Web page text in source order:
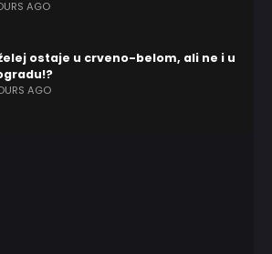
AGO
ostaje u crveno-belom, ali ne i u
AGO